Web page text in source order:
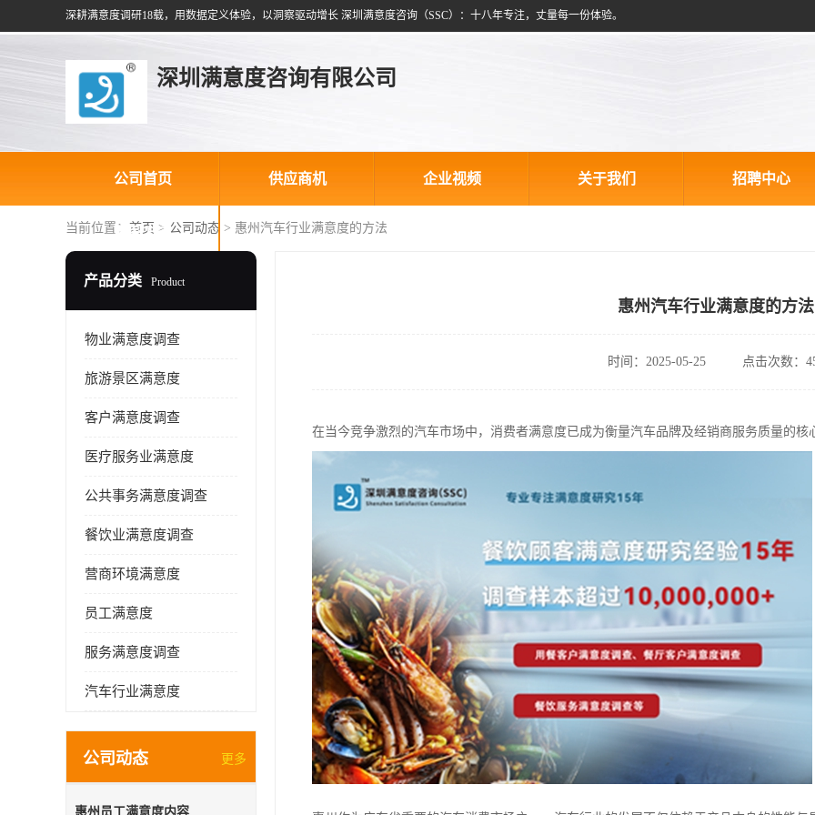
深耕满意度调研18载，用数据定义体验，以洞察驱动增长 深圳满意度咨询（SSC）：十八年专注，丈量每一份体验。
深圳满意度咨询有限公司
公司首页 供应商机 企业视频 关于我们 招聘中心
联系方式
当前位置： 首页 > 公司动态 > 惠州汽车行业满意度的方法
产品分类 Product
物业满意度调查
旅游景区满意度
客户满意度调查
医疗服务业满意度
公共事务满意度调查
餐饮业满意度调查
营商环境满意度
员工满意度
服务满意度调查
汽车行业满意度
公司动态 更多
惠州员工满意度内容
惠州汽车行业满意度的方法
时间：2025-05-25 点击次数：
在当今竞争激烈的汽车市场中，消费者满意度已成为衡量汽车品牌及经销商服务质量的核